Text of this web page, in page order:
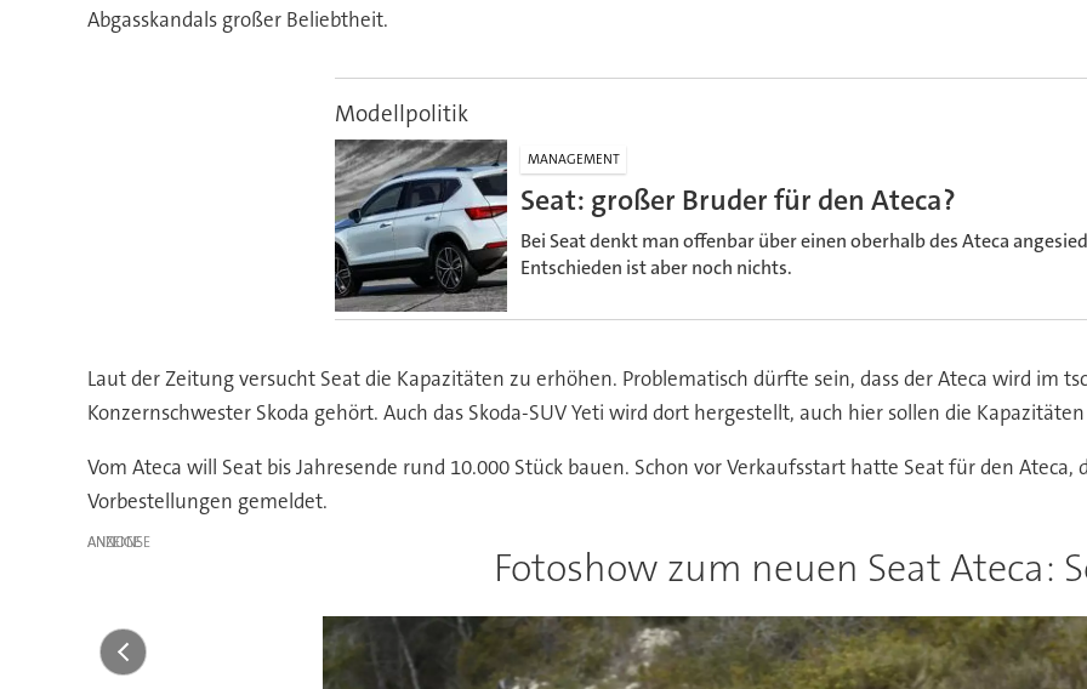
Abgasskandals großer Beliebtheit.
Modellpolitik
MANAGEMENT
Seat: großer Bruder für den Ateca?
Bei Seat denkt man offenbar über einen oberhalb des Ateca
Entschieden ist aber noch nichts.
Laut der Zeitung versucht Seat die Kapazitäten zu erhöhen. Problematisch dürfte sein, dass der Ateca wird im
Konzernschwester Skoda gehört. Auch das Skoda-SUV Yeti wird dort hergestellt, auch hier sollen die
Vom Ateca will Seat bis Jahresende rund 10.000 Stück bauen. Schon vor Verkaufsstart hatte Seat für den
Vorbestellungen gemeldet.
ANZEIGE Fotoshow zum neuen Seat Ateca: